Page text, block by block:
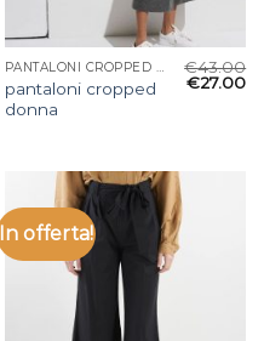
PANTALONI CROPPED DONNA
pantaloni cropped
donna
€43.00
€27.00
In offerta!